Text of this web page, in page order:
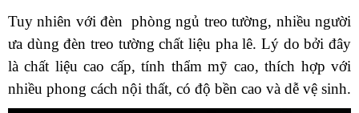
Tuy nhiên với đèn phòng ngủ treo tường, nhiều người
ưa dùng đèn treo tường chất liệu pha lê. Lý do bởi đây
là chất liệu cao cấp, tính thẩm mỹ cao, thích hợp với
nhiều phong cách nội thất, có độ bền cao và dễ vệ sinh.